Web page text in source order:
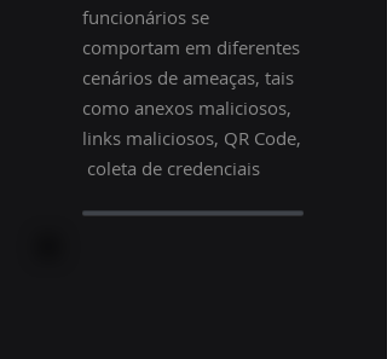
funcionários se
comportam em diferentes
cenários de ameaças, tais
como anexos maliciosos,
links maliciosos, QR Code,
coleta de credenciais